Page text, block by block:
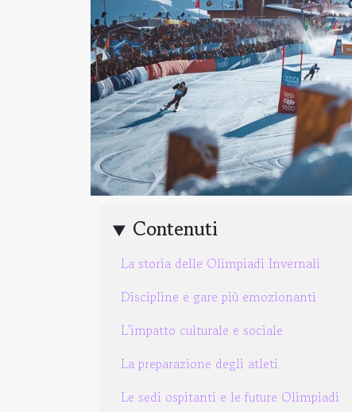
Contenuti
La storia delle Olimpiadi Invernali
Discipline e gare più emozionanti
L'impatto culturale e sociale
La preparazione degli atleti
Le sedi ospitanti e le future Olimpiadi